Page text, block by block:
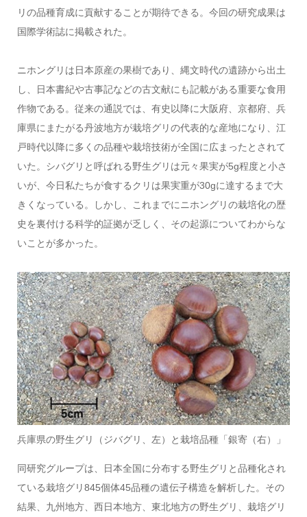
リの品種育成に貢献することが期待できる。今回の研究成果は
国際学術誌に掲載された。
ニホングリは日本原産の果樹であり、縄文時代の遺跡から出土
し、日本書紀や古事記などの古文献にも記載がある重要な食用
作物である。従来の通説では、有史以降に大阪府、京都府、兵
庫県にまたがる丹波地方が栽培グリの代表的な産地になり、江
戸時代以降に多くの品種や栽培技術が全国に広まったとされて
いた。シバグリと呼ばれる野生グリは元々果実が5g程度と小さ
いが、今日私たちが食するクリは果実重が30gに達するまで大
きくなっている。しかし、これまでにニホングリの栽培化の歴
史を裏付ける科学的証拠が乏しく、その起源についてわからな
いことが多かった。
兵庫県の野生グリ（ジバグリ、左）と栽培品種「銀寄（右）」
同研究グループは、日本全国に分布する野生グリと品種化され
ている栽培グリ845個体45品種の遺伝子構造を解析した。その
結果、九州地方、西日本地方、東北地方の野生グリ、栽培グリ